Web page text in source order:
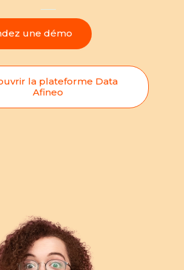
une démo
la plateforme Data
Afineo